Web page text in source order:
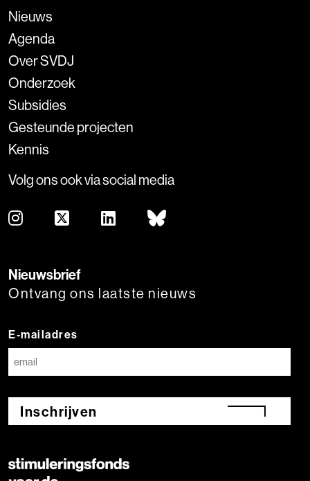
Nieuws
Agenda
Over SVDJ
Onderzoek
Subsidies
Gesteunde projecten
Kennis
Volg ons ook via social media
Nieuwsbrief
Ontvang ons laatste nieuws
E-mailadres
Inschrijven